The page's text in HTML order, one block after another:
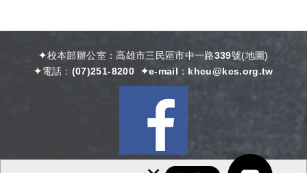
✦校本部辦公室：高雄市三民區市中一路339號(地圖)
✦電話： (07)251-8200✦e-mail： khcu@kcs.org.tw